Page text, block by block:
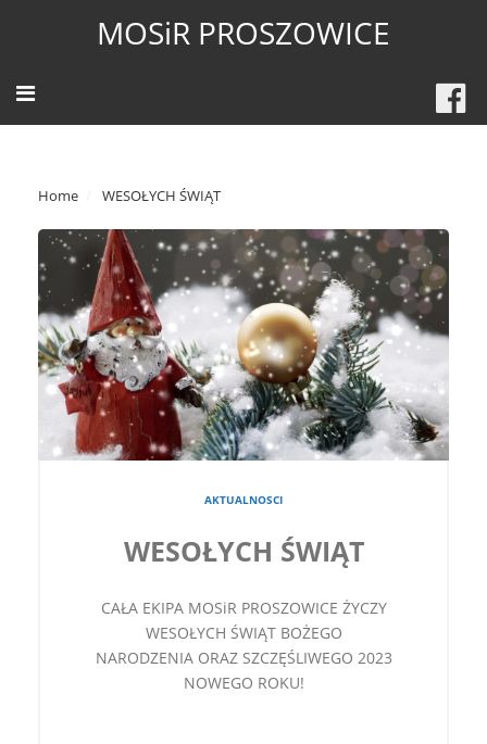
MOSiR PROSZOWICE
Home WESOŁYCH ŚWIĄT
AKTUALNOSCI
WESOŁYCH ŚWIĄT
CAŁA EKIPA MOSiR PROSZOWICE ŻYCZY
WESOŁYCH ŚWIĄT BOŻEGO
NARODZENIA ORAZ SZCZĘŚLIWEGO 2023
NOWEGO ROKU!